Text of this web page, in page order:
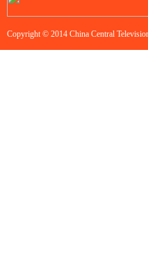
Copyright © 2014 China Central